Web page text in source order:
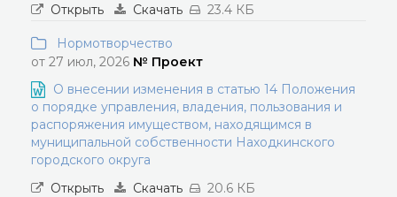
Открыть
Скачать 23.4 КБ
Нормотворчество
от 27 июл, 2026 № Проект
О внесении изменения в статью 14 Положения
о порядке управления, владения, пользования и
распоряжения имуществом, находящимся в
муниципальной собственности Находкинского
городского округа
Открыть
Скачать 20.6 КБ